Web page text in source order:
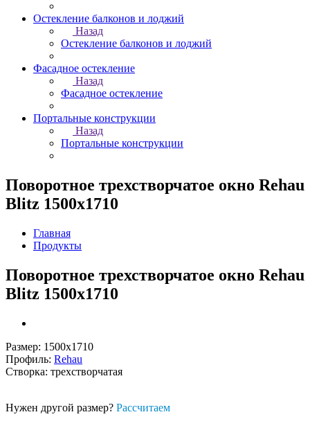
Остекление балконов и лоджий
Назад
Остекление балконов и лоджий
Фасадное остекление
Назад
Фасадное остекление
Портальные конструкции
Назад
Портальные конструкции
Поворотное трехстворчатое окно Rehau
Blitz 1500x1710
Главная
Продукты
Поворотное трехстворчатое окно Rehau
Blitz 1500x1710
Размер: 1500x1710
Профиль: Rehau
Створка: трехстворчатая
Нужен другой размер? Рассчитаем